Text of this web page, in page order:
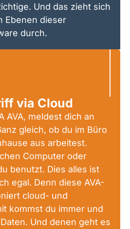
Und das zieht sich
Ebenen dieser
durch.
via Cloud
AVA, meldest dich an
gleich, ob du im Büro
aus arbeitest.
Computer oder
benutzt. Dies alles ist
egal. Denn diese AVA-
cloud- und
kommst du immer und
Und denen geht es